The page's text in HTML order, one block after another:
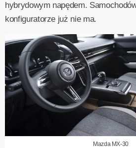
hybrydowym napędem.
konfiguratorze już nie ma.
Mazda MX-30